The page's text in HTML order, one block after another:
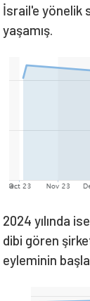
İsrail'e yönelik
yaşamış.
2024 yılında
dibi gören
eyleminin